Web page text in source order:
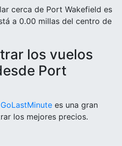
cerca de Port Wakefield es
a 0.00 millas del centro de
los vuelos
Port
es una gran
los mejores precios.